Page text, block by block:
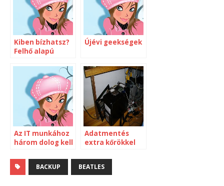
Kiben bízhatsz?
Felhő alapú
Újévi geekségek
Az IT munkához
három dolog kell
Adatmentés
extra kőrökkel
BACKUP BEATLES